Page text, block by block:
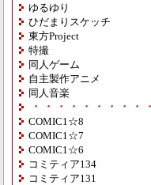
ゆるゆり
ひだまりスケッチ
東方Project
特撮
同人ゲーム
自主製作アニメ
同人音楽
・・・・・・・・・
COMIC1☆8
COMIC1☆7
COMIC1☆6
コミティア134
コミティア131